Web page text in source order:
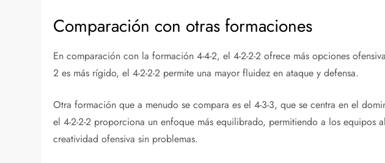
Comparación con otras formaciones
En comparación con la formación 4-4-2, el 4-2-2-2 ofrece más opciones
2 es más rígido, el 4-2-2-2 permite una mayor fluidez en ataque y defensa.
Otra formación que a menudo se compara es el 4-3-3, que se centra en el
el 4-2-2-2 proporciona un enfoque más equilibrado, permitiendo a los equipos
creatividad ofensiva sin problemas.